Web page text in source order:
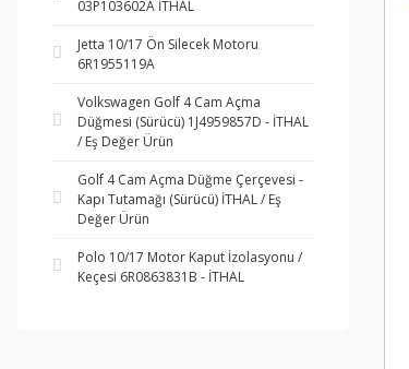
03P103602A İTHAL
Jetta 10/17 Ön Silecek Motoru
6R1955119A
Volkswagen Golf 4 Cam Açma
Düğmesi (Sürücü) 1J4959857D - İTHAL
/ Eş Değer Ürün
Golf 4 Cam Açma Düğme Çerçevesi -
Kapı Tutamağı (Sürücü) İTHAL / Eş
Değer Ürün
Polo 10/17 Motor Kaput İzolasyonu /
Keçesi 6R0863831B - İTHAL